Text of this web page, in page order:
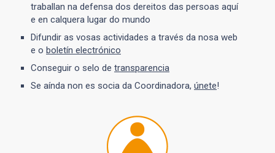
traballan na defensa dos dereitos das persoas aquí
e en calquera lugar do mundo
Difundir as vosas actividades a través da nosa web
e o boletín electrónico
Conseguir o selo de transparencia
Se aínda non es socia da Coordinadora, únete!